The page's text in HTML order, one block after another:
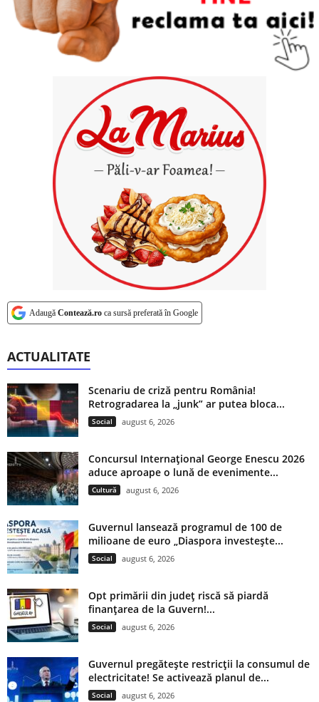
Adaugă Contează.ro ca sursă preferată în Google
ACTUALITATE
Scenariu de criză pentru România!
Retrogradarea la „junk” ar putea bloca...
Social august 6, 2026
Concursul Internațional George Enescu 2026
aduce aproape o lună de evenimente...
Cultură august 6, 2026
Guvernul lansează programul de 100 de
milioane de euro „Diaspora investește...
Social august 6, 2026
Opt primării din județ riscă să piardă
finanțarea de la Guvern!...
Social august 6, 2026
Guvernul pregătește restricții la consumul de
electricitate! Se activează planul de...
Social august 6, 2026